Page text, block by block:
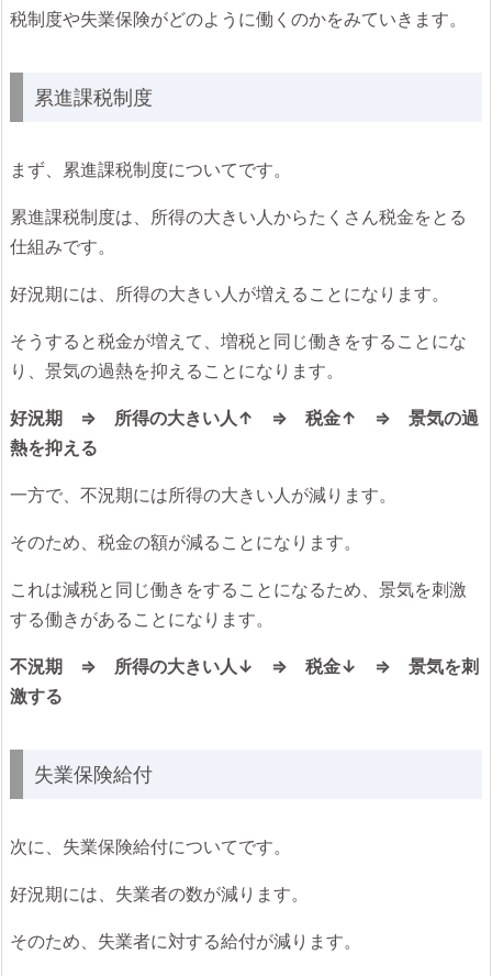
税制度や失業保険がどのように働くのかをみていきます。
累進課税制度
まず、累進課税制度についてです。
累進課税制度は、所得の大きい人からたくさん税金をとる
仕組みです。
好況期には、所得の大きい人が増えることになります。
そうすると税金が増えて、増税と同じ働きをすることにな
り、景気の過熱を抑えることになります。
好況期 ⇒ 所得の大きい人↑ ⇒ 税金↑ ⇒ 景気の過
熱を抑える
一方で、不況期には所得の大きい人が減ります。
そのため、税金の額が減ることになります。
これは減税と同じ働きをすることになるため、景気を刺激
する働きがあることになります。
不況期 ⇒ 所得の大きい人↓ ⇒ 税金↓ ⇒ 景気を刺
激する
失業保険給付
次に、失業保険給付についてです。
好況期には、失業者の数が減ります。
そのため、失業者に対する給付が減ります。